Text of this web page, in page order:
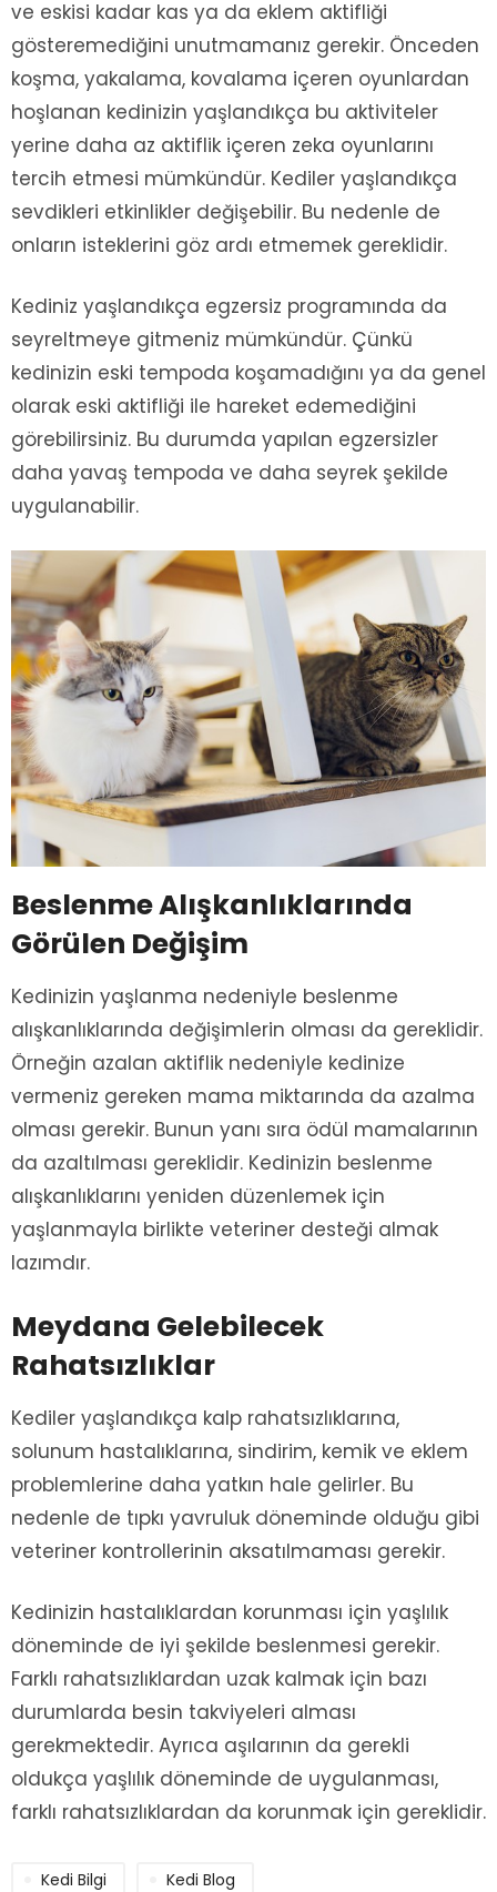
ve eskisi kadar kas ya da eklem aktifliği
gösteremediğini unutmamanız gerekir. Önceden
koşma, yakalama, kovalama içeren oyunlardan
hoşlanan kedinizin yaşlandıkça bu aktiviteler
yerine daha az aktiflik içeren zeka oyunlarını
tercih etmesi mümkündür. Kediler yaşlandıkça
sevdikleri etkinlikler değişebilir. Bu nedenle de
onların isteklerini göz ardı etmemek gereklidir.
Kediniz yaşlandıkça egzersiz programında da
seyreltmeye gitmeniz mümkündür. Çünkü
kedinizin eski tempoda koşamadığını ya da genel
olarak eski aktifliği ile hareket edemediğini
görebilirsiniz. Bu durumda yapılan egzersizler
daha yavaş tempoda ve daha seyrek şekilde
uygulanabilir.
Beslenme Alışkanlıklarında
Görülen Değişim
Kedinizin yaşlanma nedeniyle beslenme
alışkanlıklarında değişimlerin olması da gereklidir.
Örneğin azalan aktiflik nedeniyle kedinize
vermeniz gereken mama miktarında da azalma
olması gerekir. Bunun yanı sıra ödül mamalarının
da azaltılması gereklidir. Kedinizin beslenme
alışkanlıklarını yeniden düzenlemek için
yaşlanmayla birlikte veteriner desteği almak
lazımdır.
Meydana Gelebilecek
Rahatsızlıklar
Kediler yaşlandıkça kalp rahatsızlıklarına,
solunum hastalıklarına, sindirim, kemik ve eklem
problemlerine daha yatkın hale gelirler. Bu
nedenle de tıpkı yavruluk döneminde olduğu gibi
veteriner kontrollerinin aksatılmaması gerekir.
Kedinizin hastalıklardan korunması için yaşlılık
döneminde de iyi şekilde beslenmesi gerekir.
Farklı rahatsızlıklardan uzak kalmak için bazı
durumlarda besin takviyeleri alması
gerekmektedir. Ayrıca aşılarının da gerekli
oldukça yaşlılık döneminde de uygulanması,
farklı rahatsızlıklardan da korunmak için gereklidir.
Kedi Bilgi Kedi Blog